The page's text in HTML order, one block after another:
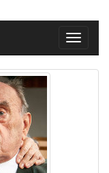
Toggle